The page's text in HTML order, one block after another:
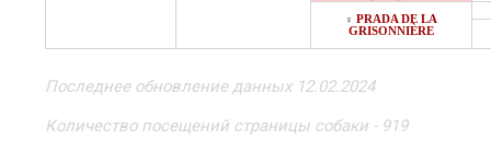
♀ PRADA DE LA
GRISONNIÈRE
Последнее обновление данных 12.02.2024
Количество посещений страницы собаки - 919